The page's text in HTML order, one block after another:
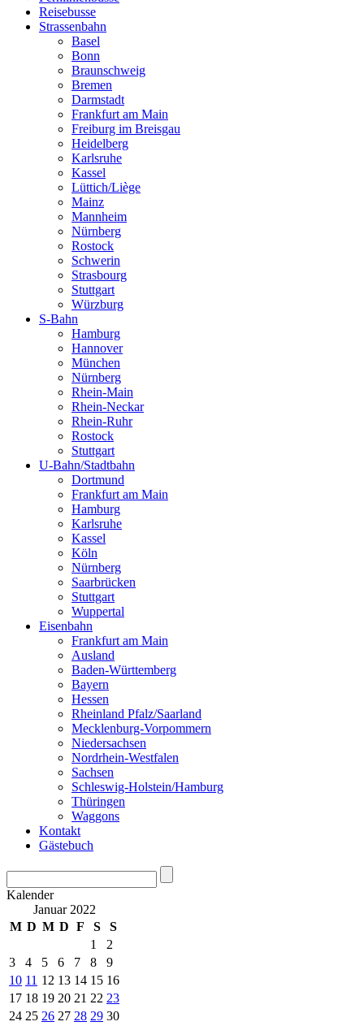
Reisebusse
Strassenbahn
Basel
Bonn
Braunschweig
Bremen
Darmstadt
Frankfurt am Main
Freiburg im Breisgau
Heidelberg
Karlsruhe
Kassel
Lüttich/Liège
Mainz
Mannheim
Nürnberg
Rostock
Schwerin
Strasbourg
Stuttgart
Würzburg
S-Bahn
Hamburg
Hannover
München
Nürnberg
Rhein-Main
Rhein-Neckar
Rhein-Ruhr
Rostock
Stuttgart
U-Bahn/Stadtbahn
Dortmund
Frankfurt am Main
Hamburg
Karlsruhe
Kassel
Köln
Nürnberg
Saarbrücken
Stuttgart
Wuppertal
Eisenbahn
Frankfurt am Main
Ausland
Baden-Württemberg
Bayern
Hessen
Rheinland Pfalz/Saarland
Mecklenburg-Vorpommern
Niedersachsen
Nordrhein-Westfalen
Sachsen
Schleswig-Holstein/Hamburg
Thüringen
Waggons
Kontakt
Gästebuch
Kalender
Januar 2022
M D M D F S
S
1
2
3
4 5 6 7 8
9
10 11 12 13 14 15 16
17 18 19 20 21 22 23
24 25 26 27 28 29 30